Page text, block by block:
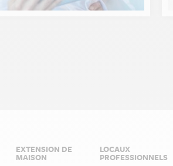
EXTENSION DE
MAISON
LOCAUX
PROFESSIONNELS